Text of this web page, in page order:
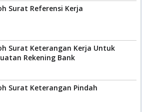
Surat Referensi Kerja
Surat Keterangan Kerja Untuk
Rekening Bank
Surat Keterangan Pindah